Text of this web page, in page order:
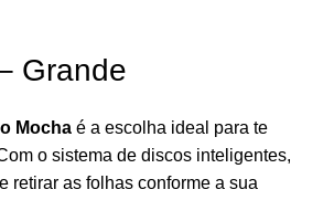
Grande
Mocha é a escolha ideal para te
o sistema de discos inteligentes,
retirar as folhas conforme a sua